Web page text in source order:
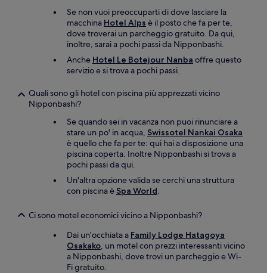
Se non vuoi preoccuparti di dove lasciare la
macchina Hotel Alps è il posto che fa per te,
dove troverai un parcheggio gratuito. Da qui,
inoltre, sarai a pochi passi da Nipponbashi.
Anche Hotel Le Botejour Nanba offre questo
servizio e si trova a pochi passi.
Quali sono gli hotel con piscina più apprezzati vicino
Nipponbashi?
Se quando sei in vacanza non puoi rinunciare a
stare un po' in acqua, Swissotel Nankai Osaka
è quello che fa per te: qui hai a disposizione una
piscina coperta. Inoltre Nipponbashi si trova a
pochi passi da qui.
Un'altra opzione valida se cerchi una struttura
con piscina è Spa World.
Ci sono motel economici vicino a Nipponbashi?
Dai un'occhiata a Family Lodge Hatagoya
Osakako, un motel con prezzi interessanti vicino
a Nipponbashi, dove trovi un parcheggio e Wi-
Fi gratuito.